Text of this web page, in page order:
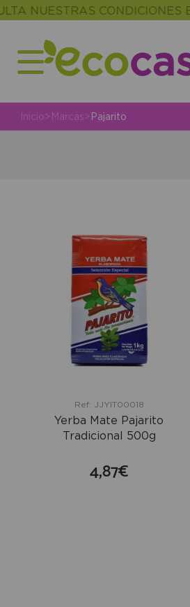
NUESTRAS CONDICIONES
Inicio> Marcas> Pajarito
Ref: JJYIT00018
Yerba Mate Pajarito
Tradicional 500g
4,87€